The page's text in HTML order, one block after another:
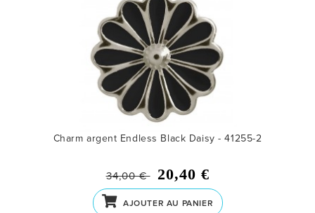
Charm argent Endless Black Daisy - 41255-2
34,00 € 20,40 €
AJOUTER AU PANIER